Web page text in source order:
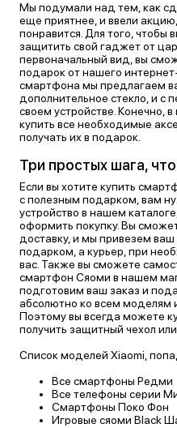
Мы подумали над тем, как
еще приятнее, и ввели
понравится. Для того, чтобы
защитить свой гаджет от
первоначальный вид, вы
подарок от нашего
смартфона мы предлагаем
дополнительное стекло, и с
своем устройстве. Конечно,
купить все необходимые
получать их в подарок.
Три простых шага,
Если вы хотите купить
с полезным подарком, вам
устройство в нашем
оформить покупку. Вы
доставку, и мы привезем
подарком, а курьер, при
вас. Также вы сможете
смартфон Сяоми в нашем
подготовим ваш заказ и
абсолютно ко всем моделям
Поэтому вы всегда можете
получить защитный чехол
Список моделей Xiaomi,
Все смартфоны Редми
Все телефоны серии
Смартфоны Поко Фон
Игровые сяоми Black